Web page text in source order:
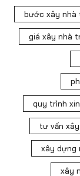
bước xây nhà
giá xây nhà
quy trình
tư vấn
xây dựng
xây